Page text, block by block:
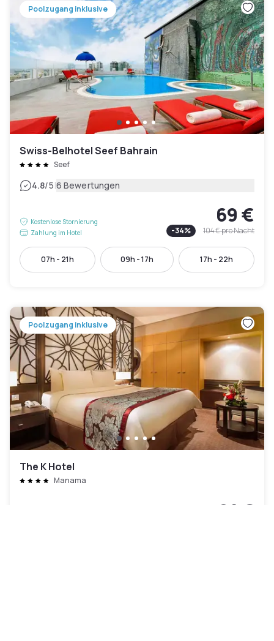
Poolzugang inklusive
Swiss-Belhotel Seef Bahrain
Seef
4.8/5|6 Bewertungen
Kostenlose Stornierung
Zahlung im Hotel
69 €
-34% 104 €pro Nacht
07h - 21h 09h - 17h 17h - 22h
Poolzugang inklusive
The K Hotel
Manama
81 €